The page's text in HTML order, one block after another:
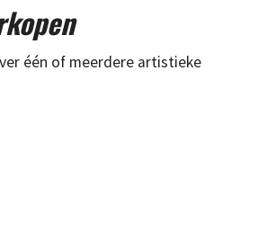
één of meerdere artistieke